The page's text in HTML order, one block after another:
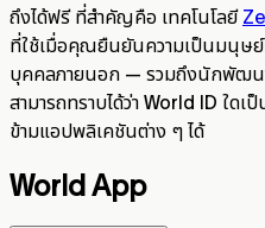
ถึงได้ฟรี ที่สำคัญคือ เทคโนโลยี
ที่ใช้เมื่อคุณยืนยันความเป็นมนุษย์
บุคคลภายนอก — รวมถึงนักพัฒน
สามารถทราบได้ว่า World ID ใด
ข้ามแอปพลิเคชันต่าง ๆ ได้
World App